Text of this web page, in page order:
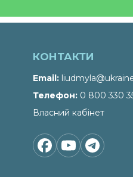
КОНТАКТИ
Email
Телефон 0 800 330
Власний кабінет